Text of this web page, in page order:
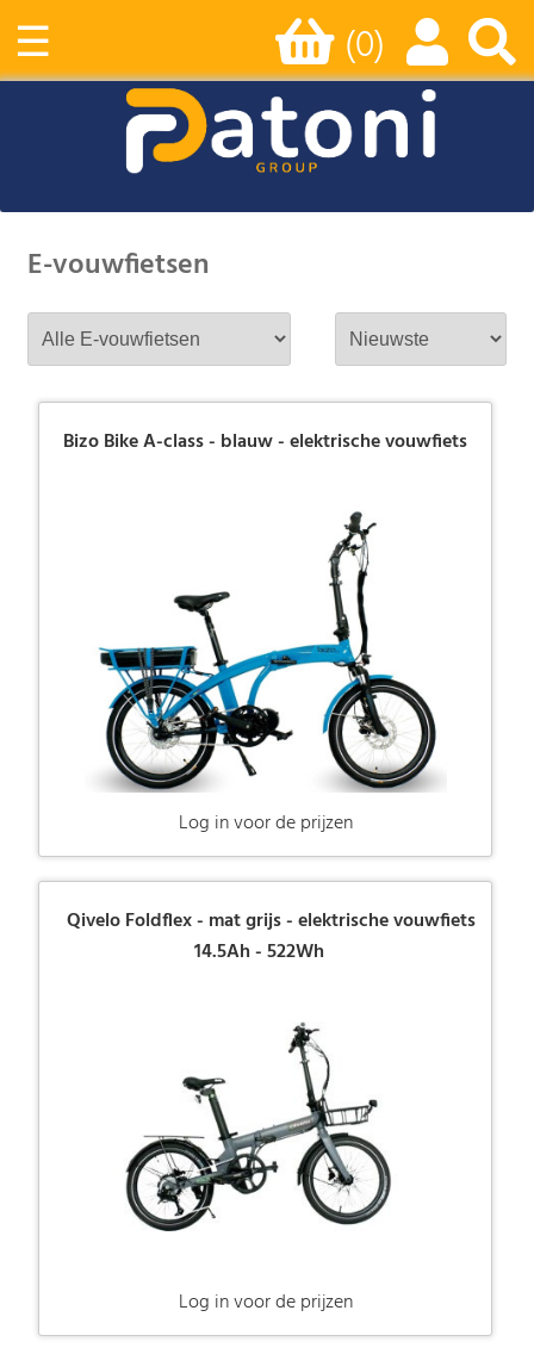
☰ (0)
E-vouwfietsen
Bizo Bike A-class - blauw - elektrische vouwfiets
Log in voor de prijzen
Qivelo Foldflex - mat grijs - elektrische vouwfiets
14.5Ah - 522Wh
Log in voor de prijzen